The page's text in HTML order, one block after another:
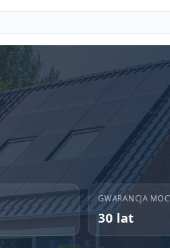
GWARANCJA
30 lat